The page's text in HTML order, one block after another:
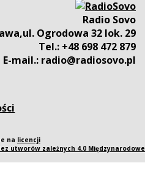
Radio Sovo
Ogrodowa 32 lok. 29
Tel.: +48 698 472 879
E-mail.: radio@radiosovo.pl
na licencji
utworów zależnych 4.0 Międzynarodowe